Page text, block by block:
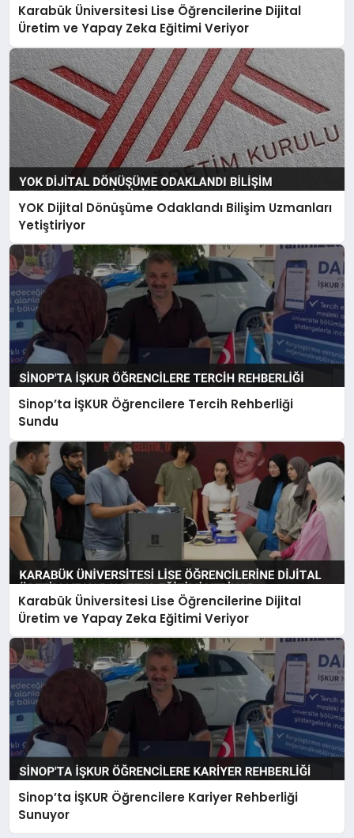
Karabük Üniversitesi Lise Öğrencilerine Dijital
Üretim ve Yapay Zeka Eğitimi Veriyor
YOK Dijital Dönüşüme Odaklandı Bilişim Uzmanları
Yetiştiriyor
Sinop’ta İŞKUR Öğrencilere Tercih Rehberliği
Sundu
Karabük Üniversitesi Lise Öğrencilerine Dijital
Üretim ve Yapay Zeka Eğitimi Veriyor
Sinop’ta İŞKUR Öğrencilere Kariyer Rehberliği
Sunuyor